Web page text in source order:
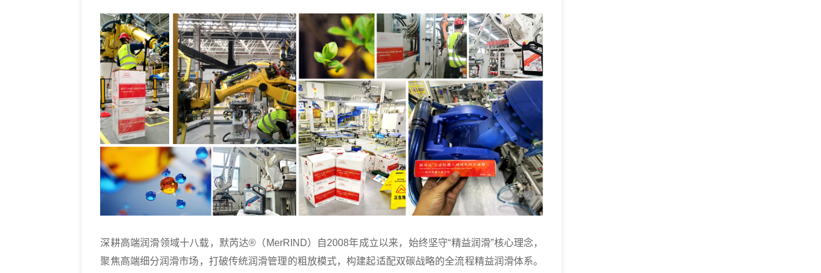
深耕高端润滑领域十八载，默芮达®（MerRIND）自2008年成立以来，始终坚守“精益润滑”核心理念，
聚焦高端细分润滑市场，打破传统润滑管理的粗放模式，构建起适配双碳战略的全流程精益润滑体系。